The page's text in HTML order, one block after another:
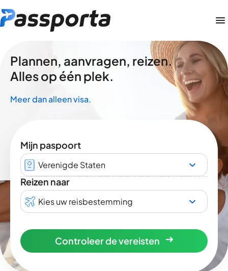
Plannen, aanvragen, reizen.
Alles op één plek.
Meer dan alleen visa.
Mijn paspoort
Verenigde Staten
Reizen naar
Kies uw reisbestemming
Controleer de vereisten